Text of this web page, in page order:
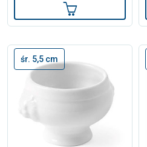
Dodaj do koszyka
śr. 5,5 cm